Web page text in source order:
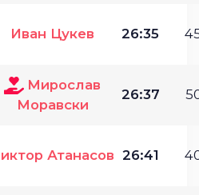
Иван Цукев 26:35
Мирослав
Моравски
26:37
Атанасов 26:41